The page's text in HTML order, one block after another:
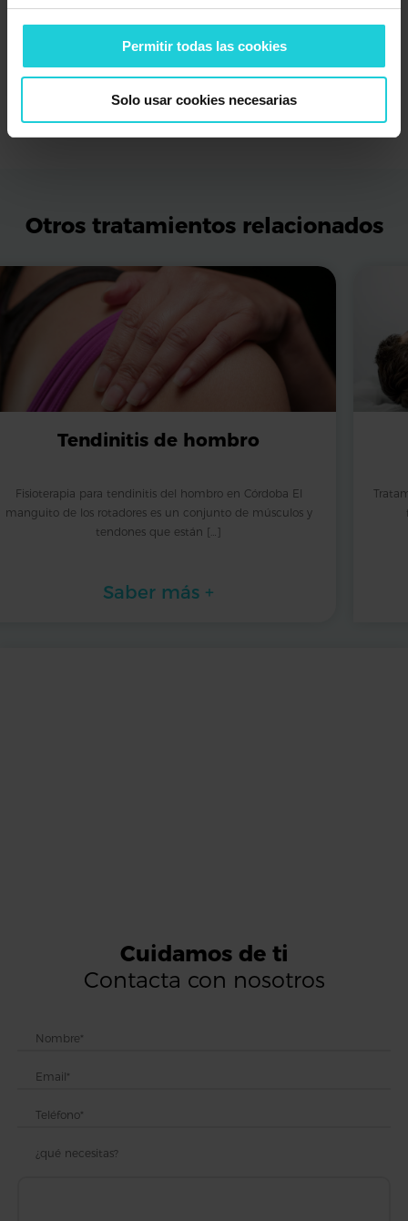
Permitir todas las cookies
Solo usar cookies necesarias
Otros tratamientos relacionados
Tendinitis de hombro
Fisioterapia para tendinitis del hombro en Córdoba El
manguito de los rotadores es un conjunto de músculos y
tendones que están […]
Saber más +
Cuidamos de ti
Contacta con nosotros
¿qué necesitas?